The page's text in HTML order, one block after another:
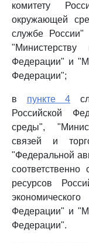
комитету
окружающей
службе России"
"Министерству
Федерации" и
Федерации";
в пункте 4
Российской
среды",
связей и
"Федеральной
ресурсов
Федерации" и
Федерации".